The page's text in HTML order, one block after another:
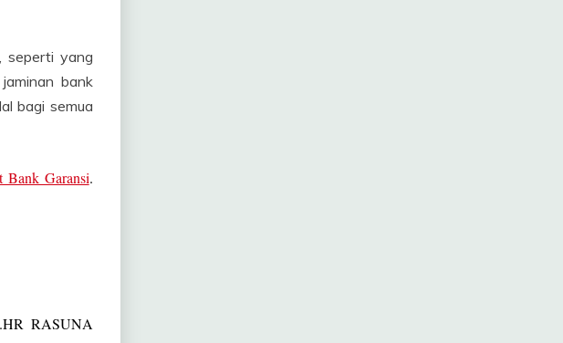
seperti yang
bank
bagi semua
Bank Garansi.
RASUNA